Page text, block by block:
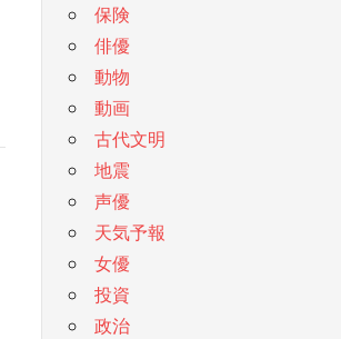
保険
俳優
動物
動画
古代文明
地震
声優
天気予報
女優
投資
政治